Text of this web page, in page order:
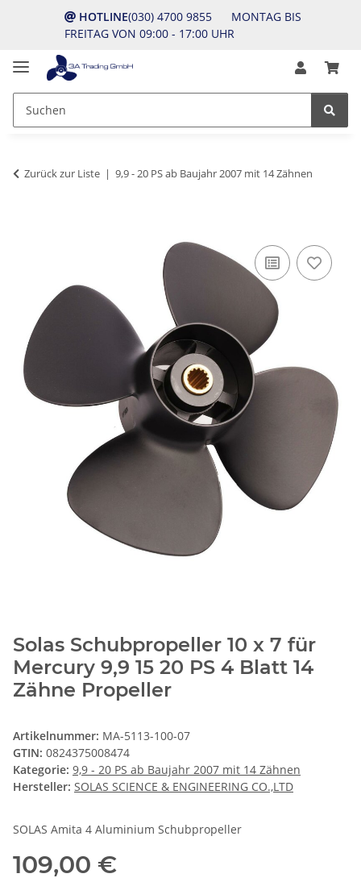
HOTLINE(030) 4700 9855 MONTAG BIS
FREITAG VON 09:00 - 17:00 UHR
Zurück zur Liste 9,9 - 20 PS ab Baujahr 2007 mit 14 Zähnen
Solas Schubpropeller 10 x 7 für
Mercury 9,9 15 20 PS 4 Blatt 14
Zähne Propeller
Artikelnummer: MA-5113-100-07
GTIN: 0824375008474
Kategorie: 9,9 - 20 PS ab Baujahr 2007 mit 14 Zähnen
Hersteller: SOLAS SCIENCE & ENGINEERING CO.,LTD
SOLAS Amita 4 Aluminium Schubpropeller
109,00 €